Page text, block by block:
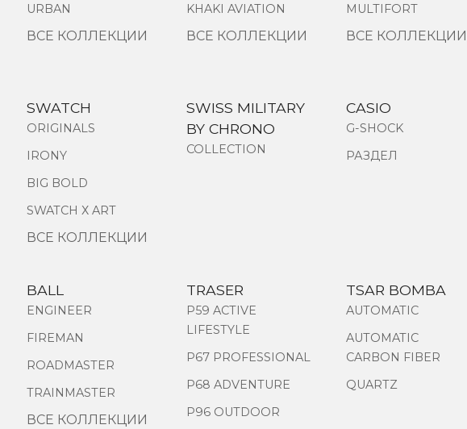
URBAN
ВСЕ КОЛЛЕКЦИИ
KHAKI AVIATION
ВСЕ КОЛЛЕКЦИИ
MULTIFORT
ВСЕ КОЛЛЕКЦИИ
SWATCH
ORIGINALS
IRONY
BIG BOLD
SWATCH Х ART
ВСЕ КОЛЛЕКЦИИ
SWISS MILITARY
BY CHRONO
COLLECTION
CASIO
G-SHOCK
РАЗДЕЛ
BALL
ENGINEER
FIREMAN
ROADMASTER
TRAINMASTER
ВСЕ КОЛЛЕКЦИИ
TRASER
P59 ACTIVE
LIFESTYLE
P67 PROFESSIONAL
P68 ADVENTURE
P96 OUTDOOR
TSAR BOMBA
AUTOMATIC
AUTOMATIC
CARBON FIBER
QUARTZ